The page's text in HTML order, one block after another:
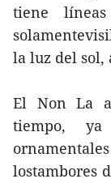
tiene
la luz del sol,
El Non La
tiempo, ya
lostambores